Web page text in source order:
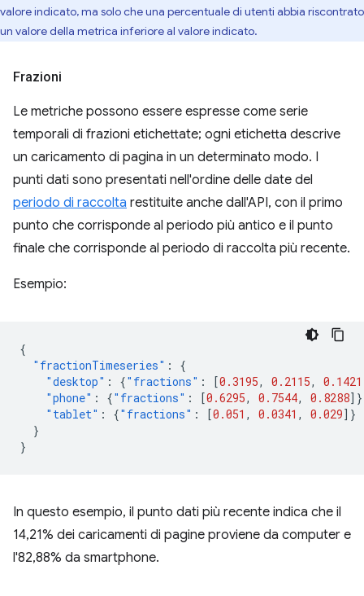
valore indicato, ma solo che una percentuale di utenti abbia riscontrato
un valore della metrica inferiore al valore indicato.
Frazioni
Le metriche possono essere espresse come serie
temporali di frazioni etichettate; ogni etichetta descrive
un caricamento di pagina in un determinato modo. I
punti dati sono presentati nell'ordine delle date del
periodo di raccolta restituite anche dall'API, con il primo
punto che corrisponde al periodo più antico e il punto
finale che corrisponde al periodo di raccolta più recente.
Esempio:
{
"fractionTimeseries" :
{
"desktop" : {"fractions" : [0.3195, 0.2115, 0.1421
"phone" : {"fractions" : [0.6295, 0.7544, 0.8288
"tablet" : {"fractions" : [0.051 , 0.0341 , 0.029]}
}
}
In questo esempio, il punto dati più recente indica che il
14,21% dei caricamenti di pagine proviene da computer e
l'82,88% da smartphone.